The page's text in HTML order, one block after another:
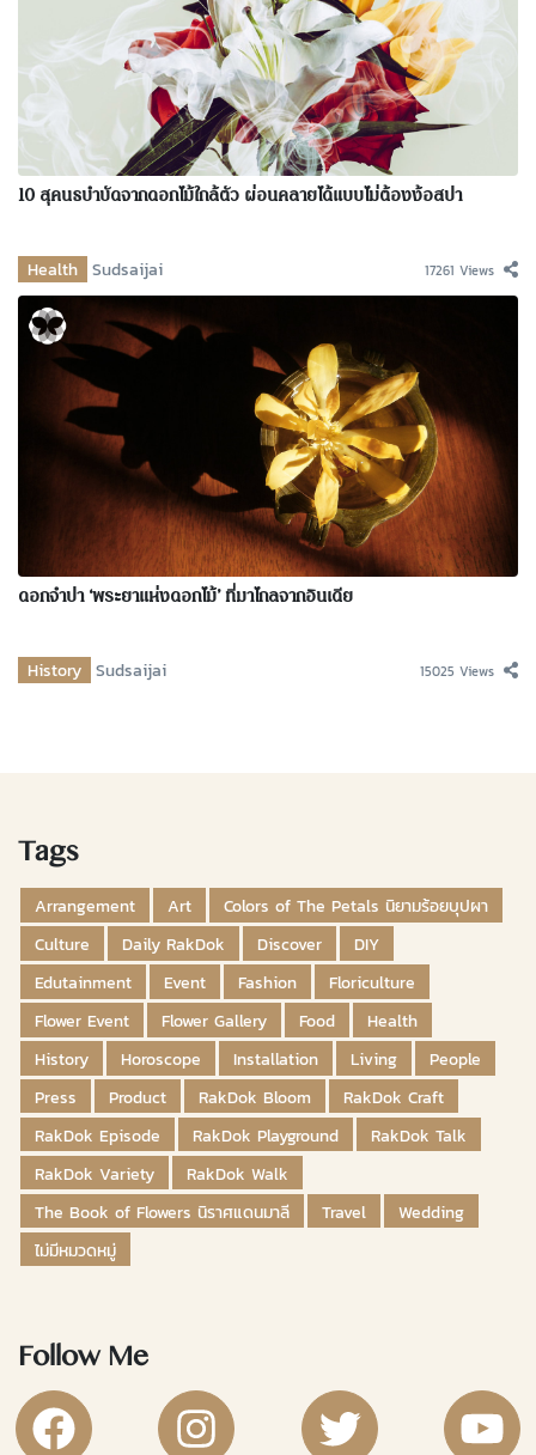
10 สุคนธบำบัดจากดอกไม้ใกล้ตัว ผ่อนคลายได้แบบไม่ต้องง้อสปา
Health Sudsaijai 17261 Views
ดอกจำปา ‘พระยาแห่งดอกไม้’ ที่มาไกลจากอินเดีย
History Sudsaijai 15025 Views
Tags
Arrangement Art
Colors of The Petals นิยามร้อยบุปผา
Culture
Daily RakDok Discover
DIY
Edutainment
Event Fashion
Floriculture
Flower Event
Flower Gallery Food
Health
History
Horoscope Installation Living
People
Press
Product RakDok Bloom
RakDok Craft
RakDok Episode
RakDok Playground
RakDok Talk
RakDok Variety
RakDok Walk
The Book of Flowers นิราศแดนมาลี
Travel
Wedding
ไม่มีหมวดหมู่
Follow Me
RakDok Channel FacebookRakDok Channel Instagram
RakDok Twitter Rakdok